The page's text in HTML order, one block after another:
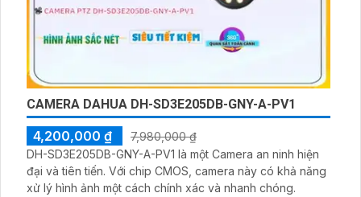
CAMERA DAHUA DH-SD3E205DB-GNY-A-PV1
4,200,000 ₫
7,980,000 ₫
DH-SD3E205DB-GNY-A-PV1 là một Camera an ninh hiện
đại và tiên tiến. Với chip CMOS, camera này có khả năng
xử lý hình ảnh một cách chính xác và nhanh chóng.